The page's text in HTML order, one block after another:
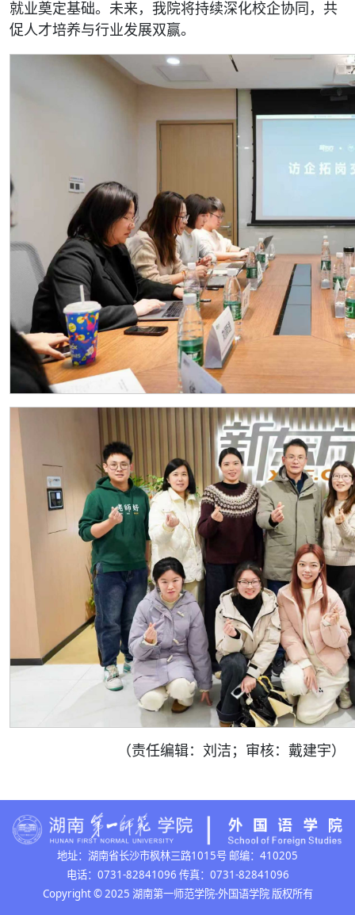
就业奠定基础。未来，我院将持续深化校企协同，共
促人才培养与行业发展双赢。
（责任编辑：刘洁；审核：戴建宇）
地址：湖南省长沙市枫林三路1015号 邮编：410205
电话：0731-82841096 传真：0731-82841096
Copyright © 2025 湖南第一师范学院-外国语学院 版权所有